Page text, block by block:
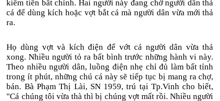
kiếm tiền bất chính. Hai người này đang chờ người dân thả
cá để dùng kích hoặc vợt bắt cá mà người dân vừa mới thả
ra.
Họ dùng vợt và kích điện để vớt cá người dân vừa thả
xong. Nhiều người tỏ ra bất bình trước những hành vi này.
Theo nhiều người dân, luồng điện nhẹ chỉ đủ làm bất tỉnh
trong ít phút, những chú cá này sẽ tiếp tục bị mang ra chợ,
bán. Bà Phạm Thị Lài, SN 1959, trú tại Tp.Vinh cho biết,
"Cá chúng tôi vừa thà thì bị chúng vợt mất rồi. Nhiều người